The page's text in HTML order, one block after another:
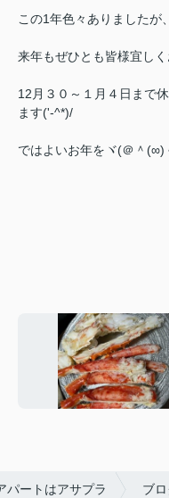
この1年色々ありましたが、
来年もぜひとも皆様宜し
12月３０～１月４日まで
ます('-^*)/
ではよいお年をヾ(＠＾(∞)
パートはアサプラ ブ